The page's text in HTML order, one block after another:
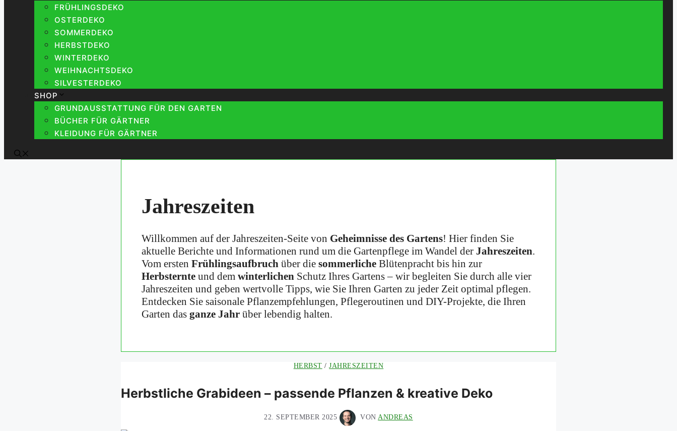
FRÜHLINGSDEKO
OSTERDEKO
SOMMERDEKO
HERBSTDEKO
WINTERDEKO
WEIHNACHTSDEKO
SILVESTERDEKO
SHOP
GRUNDAUSSTATTUNG FÜR DEN GARTEN
BÜCHER FÜR GÄRTNER
KLEIDUNG FÜR GÄRTNER
Jahreszeiten
Willkommen auf der Jahreszeiten-Seite von Geheimnisse des Gartens! Hier finden Sie
aktuelle Berichte und Informationen rund um die Gartenpflege im Wandel der Jahreszeiten.
Vom erstenFrühlingsaufbruch über diesommerliche Blütenpracht bis hin zur
Herbsternte und demwinterlichen Schutz Ihres Gartens – wir begleiten Sie durch alle vier
Jahreszeiten und geben wertvolle Tipps, wie Sie Ihren Garten zu jeder Zeit optimal pflegen.
Entdecken Sie saisonale Pflanzempfehlungen, Pflegeroutinen und DIY-Projekte, die Ihren
Garten dasganze Jahr über lebendig halten.
HERBST /JAHRESZEITEN
Herbstliche Grabideen – passende Pflanzen & kreative Deko
22. SEPTEMBER 2025 VON ANDREAS